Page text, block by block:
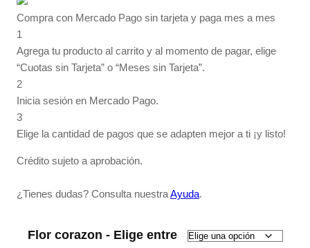
Compra con Mercado Pago sin tarjeta y paga mes a mes
1
Agrega tu producto al carrito y al momento de pagar, elige
“Cuotas sin Tarjeta” o “Meses sin Tarjeta”.
2
Inicia sesión en Mercado Pago.
3
Elige la cantidad de pagos que se adapten mejor a ti ¡y listo!
Crédito sujeto a aprobación.
¿Tienes dudas? Consulta nuestraAyuda.
Flor corazon - Elige entre